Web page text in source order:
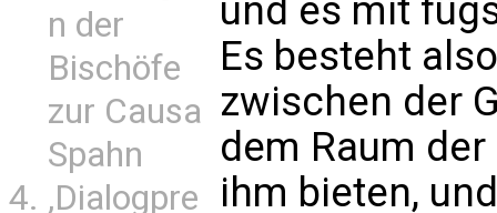
n der
Bischöfe
zur Causa
Spahn
‚Dialogpre
und es mit
Es besteht
zwischen der
dem Raum
ihm bieten,